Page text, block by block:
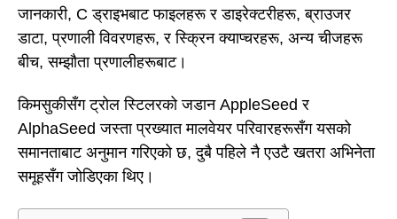
जानकारी, C ड्राइभबाट फाइलहरू र डाइरेक्टरीहरू, ब्राउजर
डाटा, प्रणाली विवरणहरू, र स्क्रिन क्याप्चरहरू, अन्य चीजहरू
बीच, सम्झौता प्रणालीहरूबाट।
किमसुकीसँग ट्रोल स्टिलरको जडान AppleSeed र
AlphaSeed जस्ता प्रख्यात मालवेयर परिवारहरूसँग यसको
समानताबाट अनुमान गरिएको छ, दुबै पहिले नै एउटै खतरा अभिनेता
समूहसँग जोडिएका थिए।